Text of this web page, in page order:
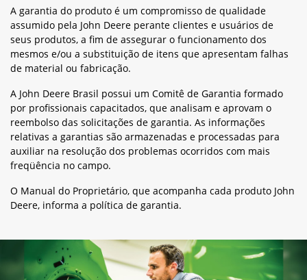
Política de Garantia
A garantia do produto é um compromisso de qualidade
assumido pela John Deere perante clientes e usuários de
mesmos e/ou a substituição de itens que apresentam falhas
de material ou fabricação.
A John Deere Brasil possui um Comitê de Garantia formado
por profissionais capacitados, que analisam e aprovam o
reembolso das solicitações de garantia. As informações
auxiliar na resolução dos problemas ocorridos com mais
freqüência no campo.
Deere, informa a política de garantia.